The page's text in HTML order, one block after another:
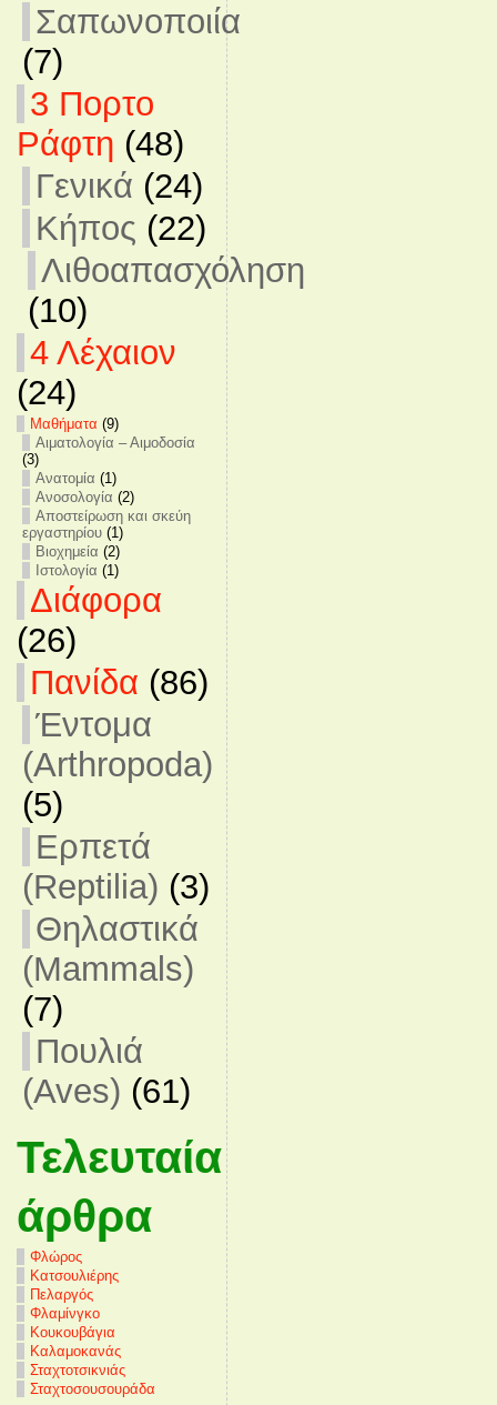
Σαπωνοποιία
(7)
3 Πορτο
Ράφτη (48)
Γενικά (24)
Κήπος (22)
Λιθοαπασχόληση
(10)
4 Λέχαιον
(24)
Mαθήματα (9)
Αιματολογία – Αιμοδοσία
(3)
Ανατομία (1)
Ανοσολογία (2)
Αποστείρωση και σκεύη
εργαστηρίου(1)
Βιοχημεία (2)
Ιστολογία (1)
Διάφορα
(26)
Πανίδα (86)
Έντομα
(Arthropoda)
(5)
Ερπετά
(Reptilia) (3)
Θηλαστικά
(Mammals)
(7)
Πουλιά
(Aves) (61)
Τελευταία
άρθρα
Φλώρος
Κατσουλιέρης
Πελαργός
Φλαμίνγκο
Κουκουβάγια
Καλαμοκανάς
Σταχτοτσικνιάς
Σταχτοσουσουράδα